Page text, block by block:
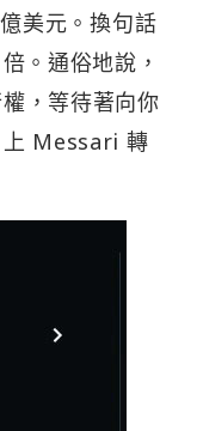
美元。換句話
。通俗地說，
，等待著向你
上 Messari 轉